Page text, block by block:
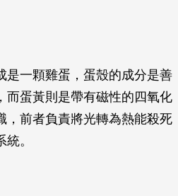
是一顆雞蛋，蛋殼的成分是善
而蛋黃則是帶有磁性的四氧化
，前者負責將光轉為熱能殺死
。